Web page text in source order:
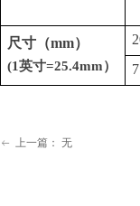
尺寸 （mm）
(1英寸=25.4mm）
2
ꂃ 上一篇： 无